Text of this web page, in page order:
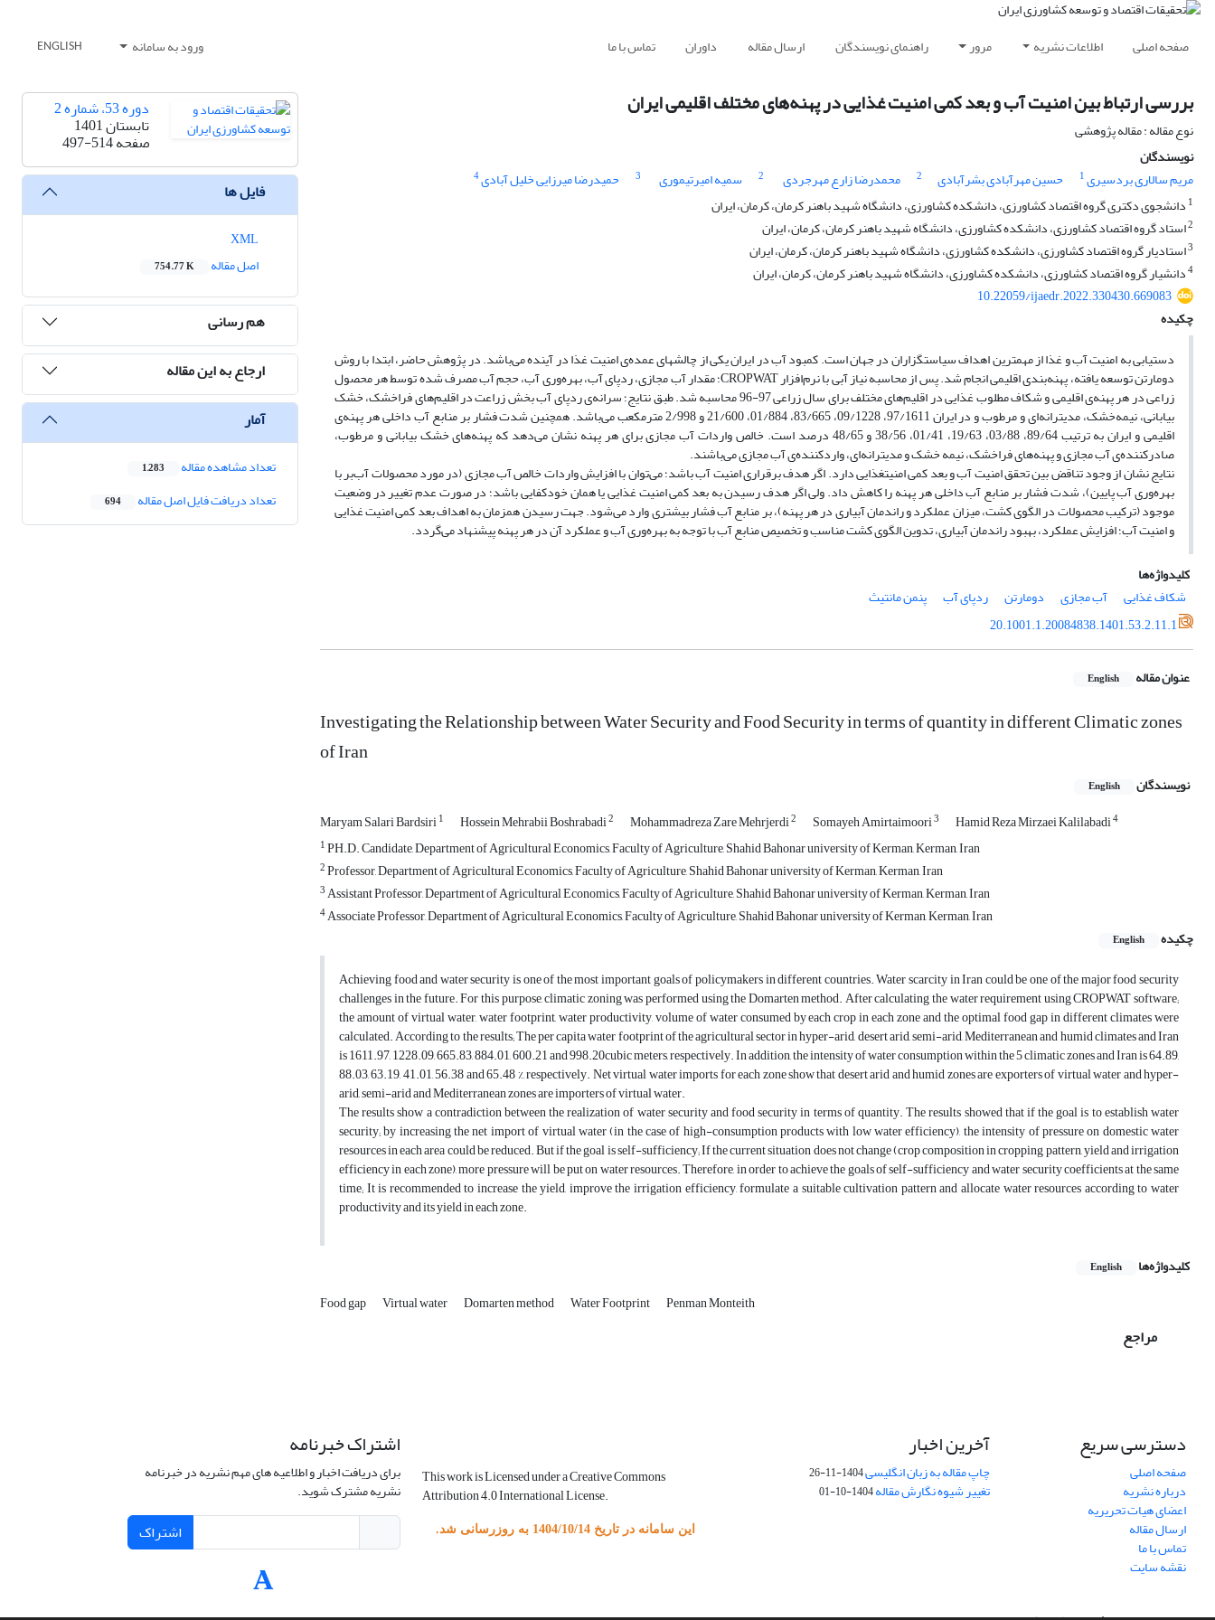
صفحه اصلی اطلاعات نشریه مرور راهنمای نویسندگان ارسال مقاله داوران تماس با ما ورود به سامانه ENGLISH
بررسی ارتباط بین امنیت آب و بعد کمی امنیت غذایی در پهنه‌های مختلف اقلیمی ایران
نوع مقاله : مقاله پژوهشی
نویسندگان
مریم سالاری بردسیری1 حسین مهرآبادی بشرآبادی 2 محمدرضا زارع مهرجردی 2 سمیه امیرتیموری 3 حمیدرضا میرزایی خلیل آبادی4
1 دانشجوی دکتری گروه اقتصاد کشاورزی، دانشکده کشاورزی، دانشگاه شهید باهنر کرمان، کرمان، ایران
2استاد گروه اقتصاد کشاورزی، دانشکده کشاورزی، دانشگاه شهید باهنر کرمان، کرمان، ایران
3استادیار گروه اقتصاد کشاورزی، دانشکده کشاورزی، دانشگاه شهید باهنر کرمان، کرمان، ایران
4دانشیار گروه اقتصاد کشاورزی، دانشکده کشاورزی، دانشگاه شهید باهنر کرمان، کرمان، ایران
10.22059/ijaedr.2022.330430.669083
چکیده
دستیابی به امنیت آب و غذا از مهم‏ترین اهداف سیاست­گزاران در جهان است. کمبود آب در ایران یکی از چالش‏های عمده‌ی امنیت غذا در آینده می‌باشد. در پژوهش حاضر، ابتدا با روش
دومارتن توسعه یافته، پهنه‌بندی اقلیمی انجام شد. پس از محاسبه نیاز آبی با نرم‌افزار CROPWAT؛ مقدار آب مجازی، ردپای آب، بهره‌وری آب، حجم آب مصرف شده توسط هر محصول
زراعی در هر پهنه‌ی اقلیمی و شکاف مطلوب غذایی در اقلیم‌های مختلف برای سال زراعی 97-96 محاسبه شد. طبق نتایج؛ سرانه‌ی ردپای آب بخش زراعت در اقلیم‌های فراخشک، خشک
بیابانی، نیمه‌خشک، مدیترانه‌ای و مرطوب و در ایران 97/1611، 09/1228، 83/665، 01/884، 21/600 و 2/998 مترمکعب می‌باشد. همچنین شدت فشار بر منابع آب داخلی هر پهنه‌ی
اقلیمی و ایران به ترتیب 89/64، 03/88، 19/63، 01/41، 38/56 و 48/65 درصد است. خالص واردات آب مجازی برای هر پهنه نشان می‌دهد که پهنه‌های خشک بیابانی و مرطوب،
صادرکننده‌ی آب مجازی و پهنه‌های فراخشک، نیمه خشک و مدیترانه‌ای، واردکننده‌ی آب مجازی می‌باشند.
نتایج نشان از وجود تناقض بین تحقق امنیت آب و بعد کمی امنیت­غذایی دارد. اگر هدف برقراری امنیت آب باشد؛ می‌توان با افزایش واردات خالص آب مجازی (در مورد محصولات آب‌بر با
بهره‌وری آب پایین)، شدت فشار بر منابع آب داخلی هر پهنه را کاهش داد. ولی اگر هدف رسیدن به بعد کمی امنیت غذایی یا همان خودکفایی باشد؛ در صورت عدم تغییر در وضعیت
موجود (ترکیب محصولات در الگوی کشت، میزان عملکرد و راندمان آبیاری در هر پهنه‌)، بر منابع آب فشار بیشتری وارد می‌شود. جهت رسیدن همزمان به اهداف بعد کمی امنیت غذایی
و امنیت آب؛ افزایش عملکرد، بهبود راندمان آبیاری، تدوین الگوی کشت مناسب و تخصیص منابع آب با توجه به بهره‌وری آب و عملکرد آن در هر پهنه پیشنهاد می‌گردد.
کلیدواژه‌ها
شکاف غذایی
آب مجازی دومارتن ردپای آب
پنمن مانتیث
20.1001.1.20084838.1401.53.2.11.1
عنوان مقاله English
Investigating the Relationship between Water Security and Food Security in terms of quantity in different Climatic zones
of Iran
نویسندگان English
Maryam Salari Bardsiri1 Hossein Mehrabii Boshrabadi2 Mohammadreza Zare Mehrjerdi2 Somayeh Amirtaimoori3 Hamid Reza Mirzaei Kalilabadi4
1PH.D. Candidate, Department of Agricultural Economics, Faculty of Agriculture, Shahid Bahonar university of Kerman, Kerman, Iran
2Professor, Department of Agricultural Economics, Faculty of Agriculture, Shahid Bahonar university of Kerman, Kerman, Iran
3Assistant Professor, Department of Agricultural Economics, Faculty of Agriculture, Shahid Bahonar university of Kerman, Kerman, Iran
4Associate Professor, Department of Agricultural Economics, Faculty of Agriculture, Shahid Bahonar university of Kerman, Kerman, Iran
چکیده
English
Achieving food and water security is one of the most important goals of policymakers in different countries. Water scarcity in Iran could be one of the major food security
challenges in the future. For this purpose, climatic zoning was performed using the Domarten method. After calculating the water requirement using CROPWAT software;
the amount of virtual water, water footprint, water productivity, volume of water consumed by each crop in each zone and the optimal food gap in different climates were
calculated. According to the results; The per capita water footprint of the agricultural sector in hyper-arid, desert arid, semi-arid, Mediterranean and humid climates and Iran
is 1611.97, 1228.09, 665.83, 884.01, 600.21 and 998.20cubic meters, respectively. In addition, the intensity of water consumption within the 5 climatic zones and Iran is 64.89,
88.03, 63.19, 41.01, 56.38 and 65.48 %, respectively. Net virtual water imports for each zone show that desert arid and humid zones are exporters of virtual water and hyper-
arid, semi-arid and Mediterranean zones are importers of virtual water.
The results show a contradiction between the realization of water security and food security in terms of quantity. The results showed that if the goal is to establish water
security; by increasing the net import of virtual water (in the case of high-consumption products with low water efficiency), the intensity of pressure on domestic water
resources in each area could be reduced. But if the goal is self-sufficiency; If the current situation does not change (crop composition in cropping pattern, yield and irrigation
efficiency in each zone), more pressure will be put on water resources. Therefore, in order to achieve the goals of self-sufficiency and water security coefficients at the same
time; It is recommended to increase the yield, improve the irrigation efficiency, formulate a suitable cultivation pattern and allocate water resources according to water
productivity and its yield in each zone.
کلیدواژه‌ها English
Food gap Virtual water Domarten method Water Footprint Penman Monteith
مراجع
دوره 53، شماره 2
تابستان 1401
صفحه497-514
فایل ها
اصل مقاله
754.77 K
هم رسانی
ارجاع به این مقاله
آمار
تعداد مشاهده مقاله 1,283
تعداد دریافت فایل اصل مقاله 694
دسترسی سریع
صفحه اصلی
درباره نشریه
اعضای هیات تحریریه
ارسال مقاله
تماس با ما
نقشه سایت
آخرین اخبار
چاپ مقاله به زبان انگلیسی1404-11-26
تغییر شیوه نگارش مقاله1404-10-01
This work is Licensed under a Creative Commons
Attribution 4.0 International License.
این سامانه در تاریخ 1404/10/14 به روزرسانی شد.
اشتراک خبرنامه
برای دریافت اخبار و اطلاعیه های مهم نشریه در خبرنامه
نشریه مشترک شوید.
اشتراک